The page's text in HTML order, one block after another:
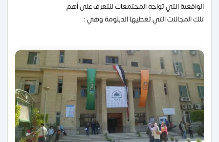
الواقعية التي تواجه المجتمعات لنتعرف على أهم
تلك المجالات التي تغطيها الدبلومة وهي :